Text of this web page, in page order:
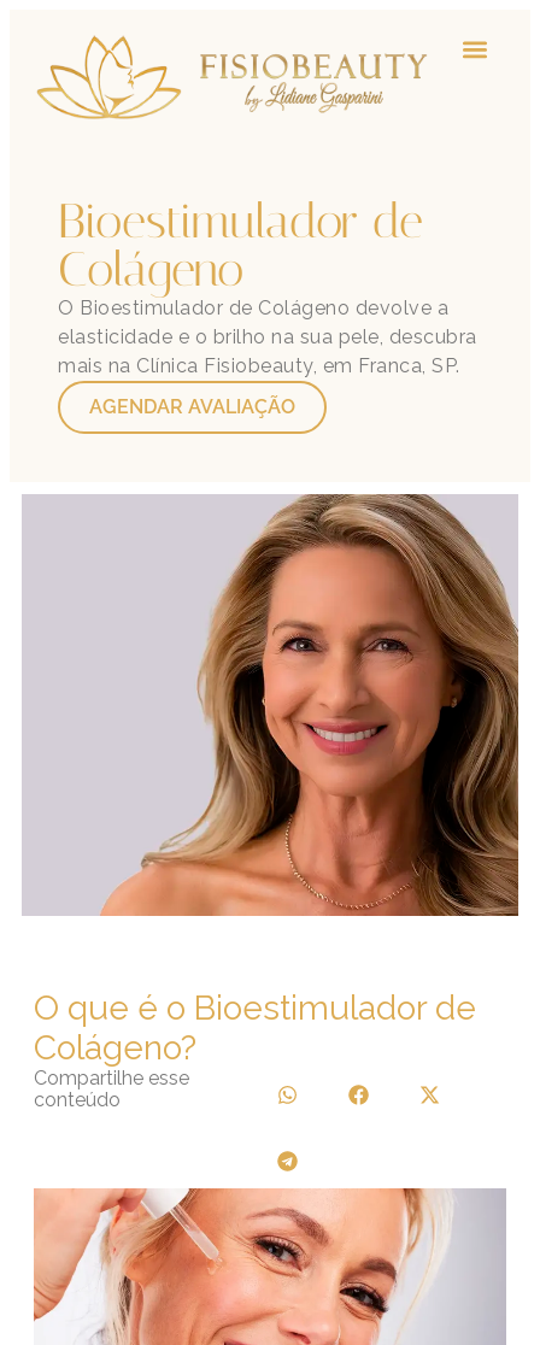
Bioestimulador de
Colágeno
O Bioestimulador de Colágeno devolve a
elasticidade e o brilho na sua pele, descubra
mais na Clínica Fisiobeauty, em Franca, SP.
AGENDAR AVALIAÇÃO
Compartilhe esse
conteúdo
O que é o Bioestimulador de
Colágeno?